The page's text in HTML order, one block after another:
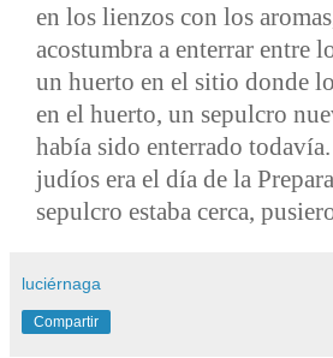
en los lienzos con los
acostumbra a enterrar entre
un huerto en el sitio donde
en el huerto, un sepulcro
había sido enterrado
judíos era el día de la
sepulcro estaba cerca,
luciérnaga
Compartir